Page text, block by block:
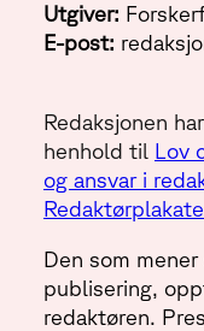
Utgiver:
E-post:
Redaksjonen
henhold til Lov
og ansvar i
Den som
publisering,
redaktøren.